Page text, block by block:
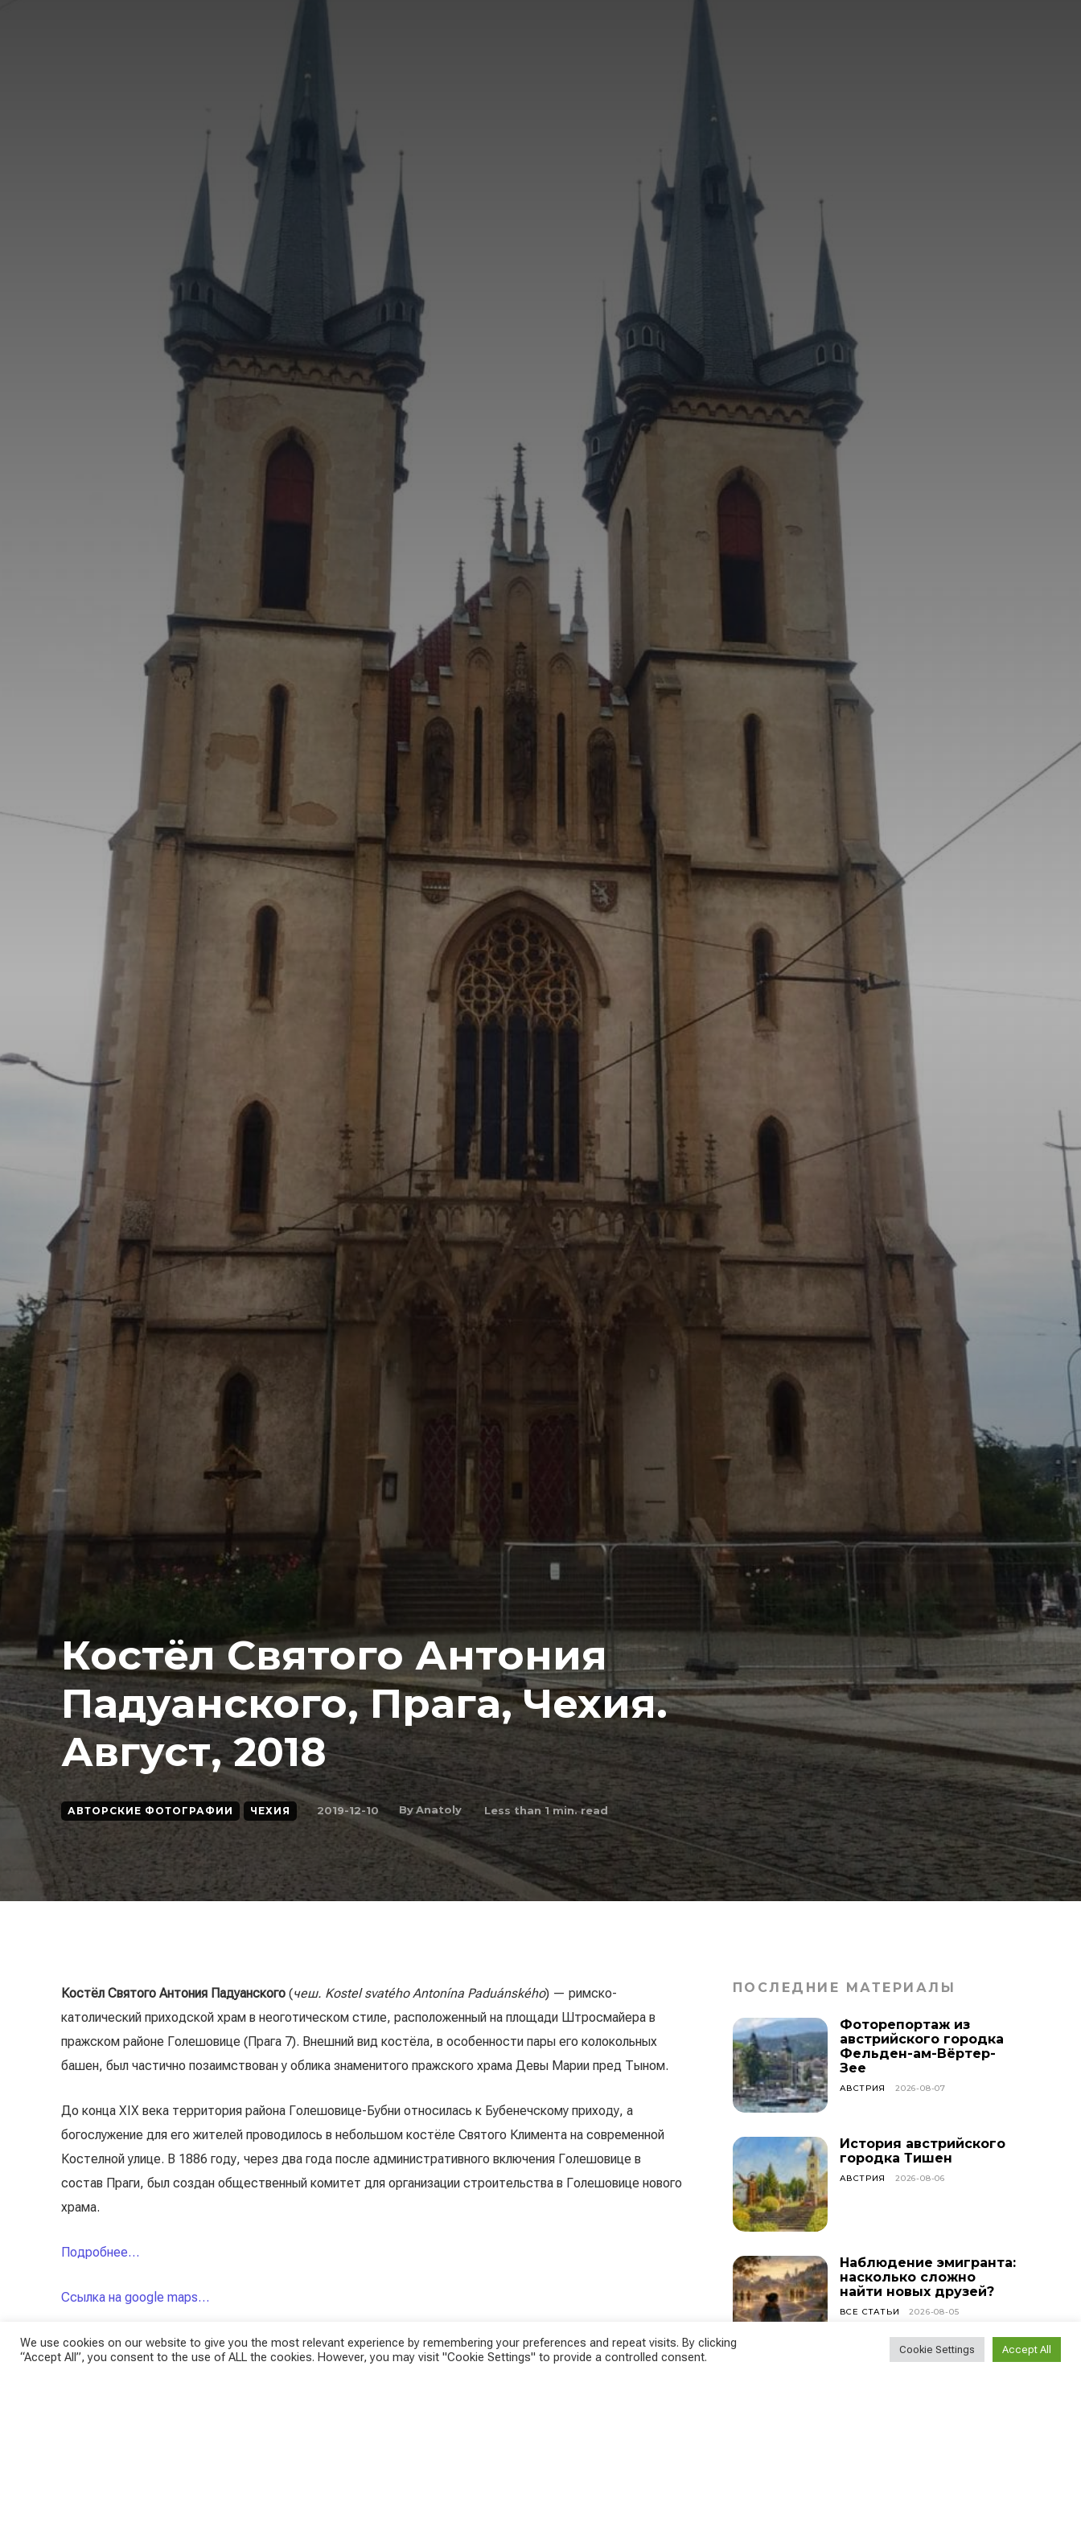
Костёл Святого Антония
Падуанского, Прага, Чехия.
Август, 2018
АВТОРСКИЕ ФОТОГРАФИИ ЧЕХИЯ 2019-12-10 ByAnatoly Less than 1min. read
Костёл Святого Антония Падуанского (чеш. Kostel svatého Antonína Paduánského) — римско-
католический приходской храм в неоготическом стиле, расположенный на площади Штросмайера в
пражском районе Голешовице (Прага 7). Внешний вид костёла, в особенности пары его колокольных
башен, был частично позаимствован у облика знаменитого пражского храма Девы Марии пред Тыном.
До конца XIX века территория района Голешовице-Бубни относилась к Бубенечскому приходу, а
богослужение для его жителей проводилось в небольшом костёле Святого Климента на современной
Костелной улице. В 1886 году, через два года после административного включения Голешовице в
состав Праги, был создан общественный комитет для организации строительства в Голешовице нового
храма.
Подробнее…
Ссылка на google maps…
ПОСЛЕДНИЕ МАТЕРИАЛЫ
Фоторепортаж из
австрийского городка
Фельден-ам-Вёртер-
Зее
АВСТРИЯ 2026-08-07
История австрийского
городка Тишен
АВСТРИЯ 2026-08-06
Наблюдение эмигранта:
насколько сложно
найти новых друзей?
ВСЕ СТАТЬИ 2026-08-05
We use cookies on our website to give you the most relevant experience by remembering your preferences and repeat visits. By clicking
“Accept All”, you consent to the use of ALL the cookies. However, you may visit "Cookie Settings" to provide a controlled consent.
Cookie Settings Accept All